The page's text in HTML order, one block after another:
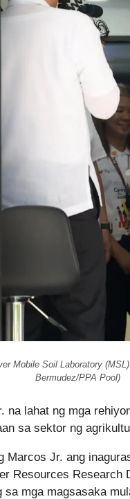
Mobile Soil Laboratory
Bermudez/PPA Pool)
na lahat ng mga
sa sektor ng
Marcos Jr. ang
Resources Research
mga magsasaka